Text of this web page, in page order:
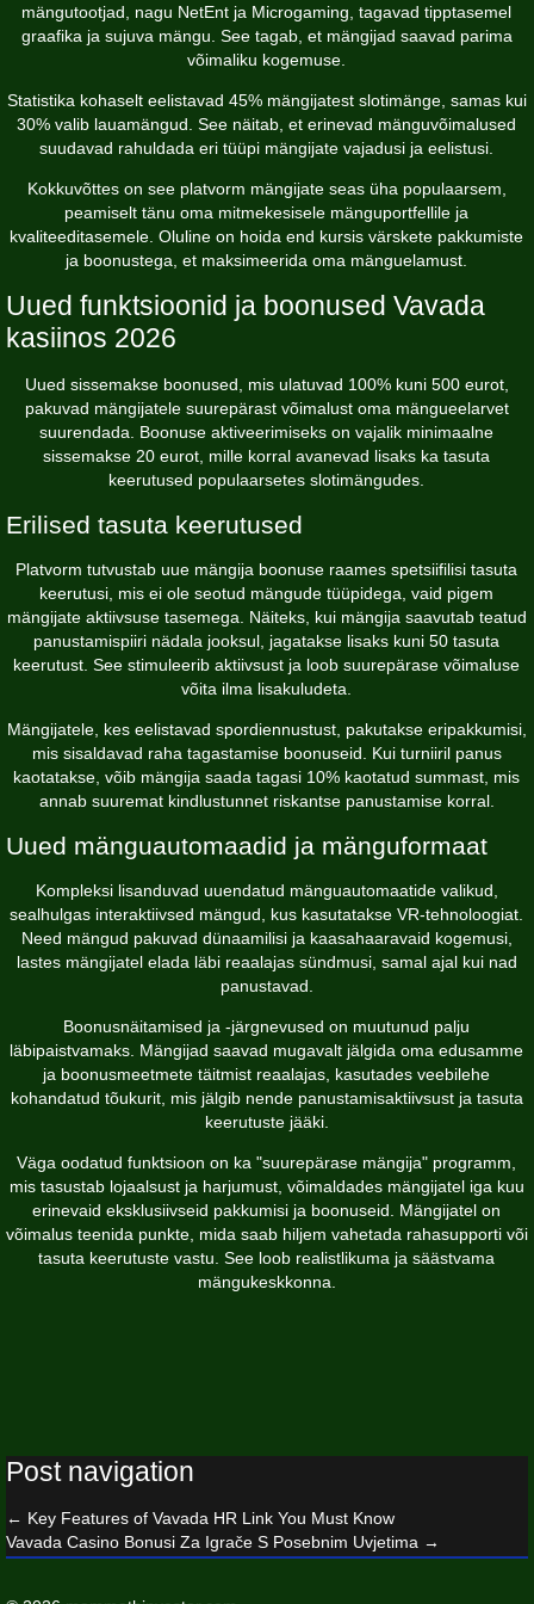
mängutootjad, nagu NetEnt ja Microgaming, tagavad tipptasemel
graafika ja sujuva mängu. See tagab, et mängijad saavad parima
võimaliku kogemuse.
Statistika kohaselt eelistavad 45% mängijatest slotimänge, samas kui
30% valib lauamängud. See näitab, et erinevad mänguvõimalused
suudavad rahuldada eri tüüpi mängijate vajadusi ja eelistusi.
Kokkuvõttes on see platvorm mängijate seas üha populaarsem,
peamiselt tänu oma mitmekesisele mänguportfellile ja
kvaliteeditasemele. Oluline on hoida end kursis värskete pakkumiste
ja boonustega, et maksimeerida oma mänguelamust.
Uued funktsioonid ja boonused Vavada
kasiinos 2026
Uued sissemakse boonused, mis ulatuvad 100% kuni 500 eurot,
pakuvad mängijatele suurepärast võimalust oma mängueelarvet
suurendada. Boonuse aktiveerimiseks on vajalik minimaalne
sissemakse 20 eurot, mille korral avanevad lisaks ka tasuta
keerutused populaarsetes slotimängudes.
Erilised tasuta keerutused
Platvorm tutvustab uue mängija boonuse raames spetsiifilisi tasuta
keerutusi, mis ei ole seotud mängude tüüpidega, vaid pigem
mängijate aktiivsuse tasemega. Näiteks, kui mängija saavutab teatud
panustamispiiri nädala jooksul, jagatakse lisaks kuni 50 tasuta
keerutust. See stimuleerib aktiivsust ja loob suurepärase võimaluse
võita ilma lisakuludeta.
Mängijatele, kes eelistavad spordiennustust, pakutakse eripakkumisi,
mis sisaldavad raha tagastamise boonuseid. Kui turniiril panus
kaotatakse, võib mängija saada tagasi 10% kaotatud summast, mis
annab suuremat kindlustunnet riskantse panustamise korral.
Uued mänguautomaadid ja mänguformaat
Kompleksi lisanduvad uuendatud mänguautomaatide valikud,
sealhulgas interaktiivsed mängud, kus kasutatakse VR-tehnoloogiat.
Need mängud pakuvad dünaamilisi ja kaasahaaravaid kogemusi,
lastes mängijatel elada läbi reaalajas sündmusi, samal ajal kui nad
panustavad.
Boonusnäitamised ja -järgnevused on muutunud palju
läbipaistvamaks. Mängijad saavad mugavalt jälgida oma edusamme
ja boonusmeetmete täitmist reaalajas, kasutades veebilehe
kohandatud tõukurit, mis jälgib nende panustamisaktiivsust ja tasuta
keerutuste jääki.
Väga oodatud funktsioon on ka "suurepärase mängija" programm,
mis tasustab lojaalsust ja harjumust, võimaldades mängijatel iga kuu
erinevaid eksklusiivseid pakkumisi ja boonuseid. Mängijatel on
võimalus teenida punkte, mida saab hiljem vahetada rahasupporti või
tasuta keerutuste vastu. See loob realistlikuma ja säästvama
mängukeskkonna.
Post navigation
← Key Features of Vavada HR Link You Must Know
Vavada Casino Bonusi Za Igrače S Posebnim Uvjetima →